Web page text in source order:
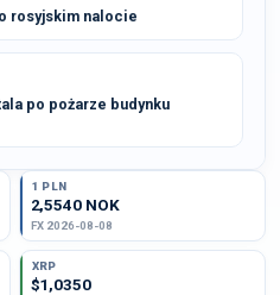
rosyjskim nalocie
po pożarze budynku
1 PLN
2,5540 NOK
FX 2026-08-08
XRP
$1,0350